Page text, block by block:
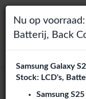
Kies je taal
Het lijkt erop dat
Toggle navigation
zoeken
Nu op
Batterij, Back
Samsung Galaxy
Stock: LCD's,
Samsung S25